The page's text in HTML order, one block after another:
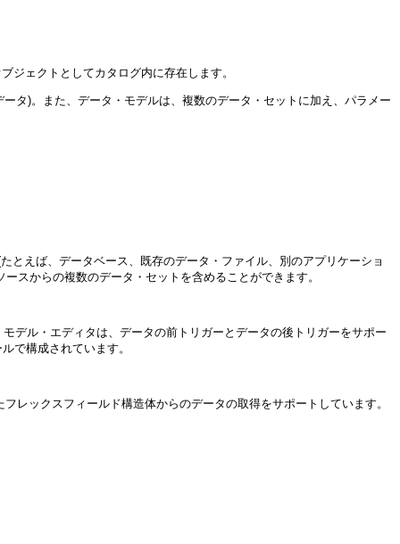
ジェクトとしてカタログ内に存在します。
タ)。また、データ・モデルは、複数のデータ・セットに加え、パラメー
えば、データベース、既存のデータ・ファイル、別のアプリケーショ
スからの複数のデータ・セットを含めることができます。
デル・エディタは、データの前トリガーとデータの後トリガーをサポー
で構成されています。
レックスフィールド構造体からのデータの取得をサポートしています。